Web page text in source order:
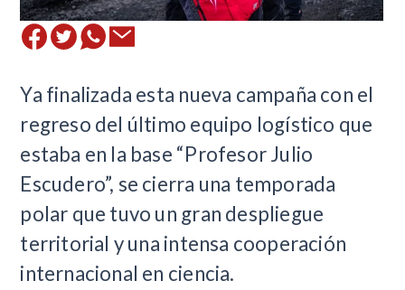
​Ya finalizada esta nueva campaña con el
regreso del último equipo logístico que
estaba en la base “Profesor Julio
Escudero”, se cierra una temporada
polar que tuvo un gran despliegue
territorial y una intensa cooperación
internacional en ciencia.